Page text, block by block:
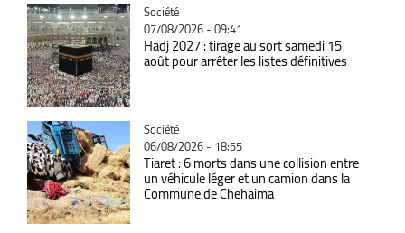
Catégorie
Société
07/08/2026 - 09:41
Hadj 2027 : tirage au sort samedi 15
août pour arrêter les listes définitives
Catégorie
Société
06/08/2026 - 18:55
Tiaret : 6 morts dans une collision entre
un véhicule léger et un camion dans la
Commune de Chehaima